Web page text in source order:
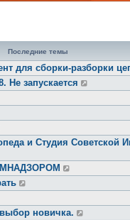
Последние темы
для сборки-разборки
Не запускается
и Студия Советской
новичка.